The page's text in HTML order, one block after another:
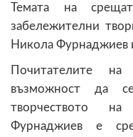
Темата на
забележителни
Никола
Почитателите
възможност да
творчеството
Фурнаджиев е